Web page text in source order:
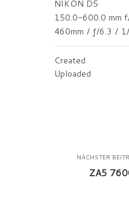
NIKON D5
150.0-600.0 mm
460mm / ƒ/6.3 /
Created
Uploaded
NÄCHSTER
ZA5